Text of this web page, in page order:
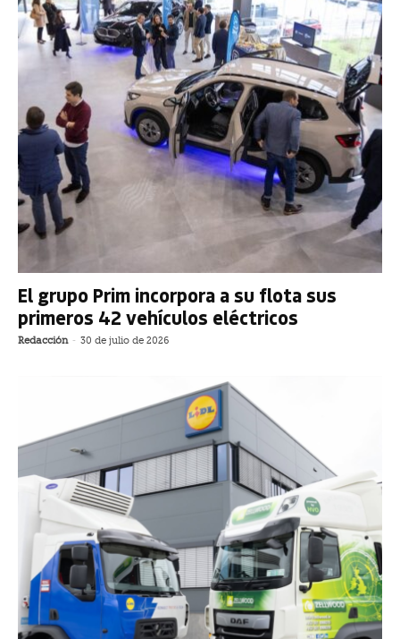
El grupo Prim incorpora a su flota sus
primeros 42 vehículos eléctricos
Redacción - 30 de julio de 2026